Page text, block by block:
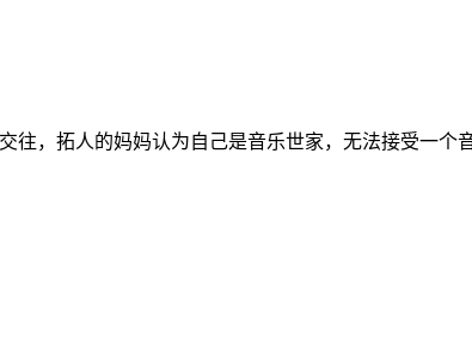
，拓人的妈妈认为自己是音乐世家，无法接受一个